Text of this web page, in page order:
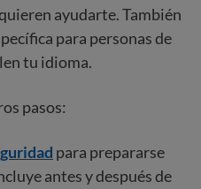
ayudarte. También
para personas de
tu idioma.
pasos:
para prepararse
antes y después de